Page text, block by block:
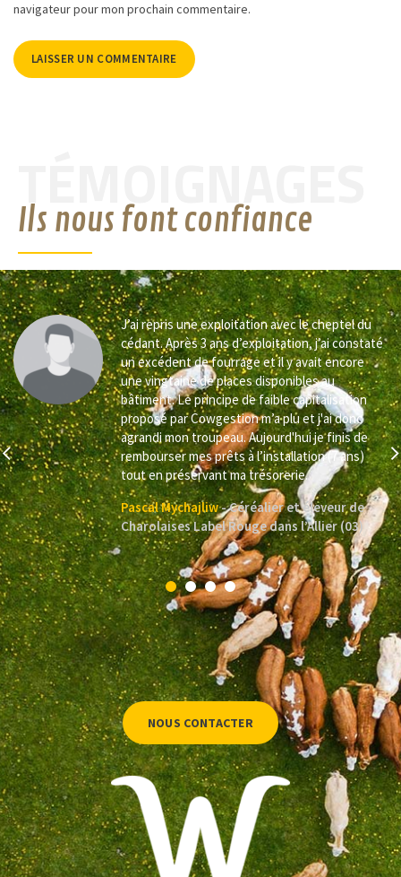
navigateur pour mon prochain commentaire.
TÉMOIGNAGES
Ils nous font confiance
J’ai repris une exploitation avec le cheptel du
cédant. Après 3 ans d’exploitation, j’ai constaté
un excédent de fourrage et il y avait encore
une vingtaine de places disponibles au
bâtiment. Le principe de faible capitalisation
proposé par Cowgestion m’a plu et j'ai donc
agrandi mon troupeau. Aujourd'hui je finis de
rembourser mes prêts à l’installation (7 ans)
tout en préservant ma trésorerie.
Pascal Mychajliw Céréalier et éleveur de
Charolaises Label Rouge dans l’Allier (03)
NOUS CONTACTER